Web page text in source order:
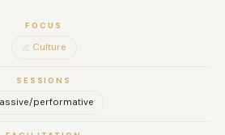
mich dafür ein, eine Brücke
zu schlagen Besondere
Kalligrafie auf großen Papierflächen
Kleidung Personalisierte Kunst:
in Kanji (japanischen
FOCUS
Culture
SESSIONS
performative